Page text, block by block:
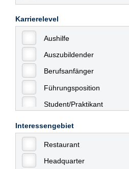
Celle
Chemnitz
Dessau
Dresden
Düsseldorf
Erfurt
Essen
Frankfurt
Frankfurt am Main
Karrierelevel
Aushilfe
Auszubildender
Berufsanfänger
Führungsposition
Student/Praktikant
Interessengebiet
Restaurant
Headquarter